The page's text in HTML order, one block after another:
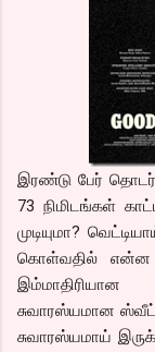
இரண்டு பேர்
73 நிமிடங்கள்
முடியுமா?
கொள்வதில் என்ன
சுவாரஸ்யமான ஸ்வீட்
சுவாரஸ்யமாய்